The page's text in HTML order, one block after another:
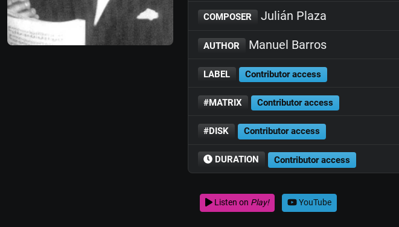
COMPOSER Julián Plaza
AUTHOR Manuel Barros
LABEL Contributor access
#MATRIX Contributor access
#DISK Contributor access
DURATION Contributor access
Listen on Play! YouTube